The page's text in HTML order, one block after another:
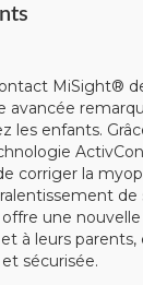
MiSight®
avancée
les enfants.
corriger la
de
une
à leurs
sécurisée.